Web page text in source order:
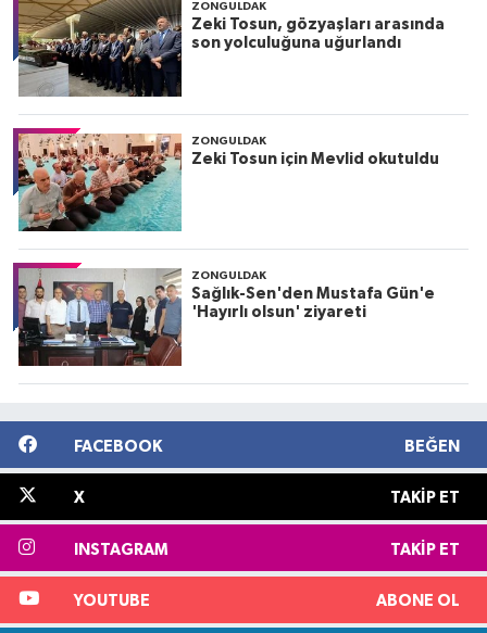
ZONGULDAK
Zeki Tosun, gözyaşları arasında
son yolculuğuna uğurlandı
ZONGULDAK
Zeki Tosun için Mevlid okutuldu
ZONGULDAK
Sağlık-Sen'den Mustafa Gün'e
'Hayırlı olsun' ziyareti
FACEBOOK BEĞEN
X TAKIP ET
INSTAGRAM TAKIP ET
YOUTUBE ABONE OL